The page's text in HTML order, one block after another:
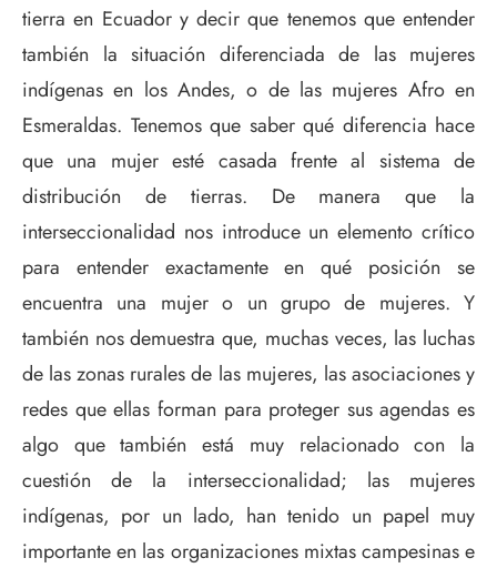
tierra en Ecuador y decir que tenemos que entender
también la situación diferenciada de las mujeres
indígenas en los Andes, o de las mujeres Afro en
Esmeraldas. Tenemos que saber qué diferencia hace
que una mujer esté casada frente al sistema de
distribución de tierras. De manera que la
interseccionalidad nos introduce un elemento crítico
para entender exactamente en qué posición se
encuentra una mujer o un grupo de mujeres. Y
también nos demuestra que, muchas veces, las luchas
de las zonas rurales de las mujeres, las asociaciones y
redes que ellas forman para proteger sus agendas es
algo que también está muy relacionado con la
cuestión de la interseccionalidad; las mujeres
indígenas, por un lado, han tenido un papel muy
importante en las organizaciones mixtas campesinas e